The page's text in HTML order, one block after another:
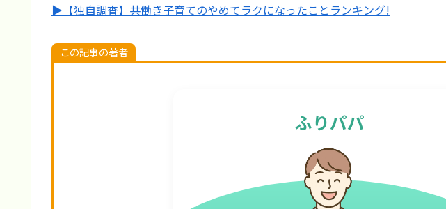
▶【独自調査】共働き子育てのやめてラクになったことランキング!
この記事の著者
ふりパパ